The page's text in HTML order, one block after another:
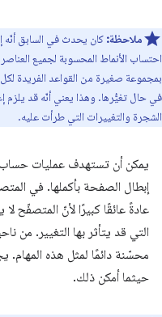
ملاحظة: كان يحدث في السابق أنّه
احتساب الأنماط المحسوبة لجميع
بمجموعة صغيرة من القواعد الفريدة
في حال تغيُّرها. وهذا يعني أنّه قد يلزم
الشجرة والتغييرات التي طرأت عليه.
يمكن أن تستهدف عمليات حساب
إبطال الصفحة بأكملها. في
عادةً عائقًا كبيرًا لأنّ المتصفّح
التي قد يتأثر بها التغيير. من
محسّنة دائمًا لمثل هذه المهام.
حيثما أمكن ذلك.